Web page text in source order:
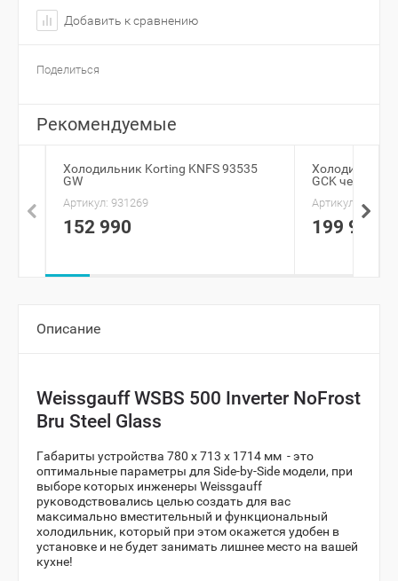
Добавить к сравнению
Поделиться
Рекомендуемые
Холодильник Korting KNFS 93535
GW
Артикул: 931269
152 990
Холодильник
GCK черный
Артикул: 946785
199 990
Описание
Weissgauff WSBS 500 Inverter NoFrost
Bru Steel Glass
Габариты устройства 780 х 713 х 1714 мм - это
оптимальные параметры для Side-by-Side модели, при
выборе которых инженеры Weissgauff
руководствовались целью создать для вас
максимально вместительный и функциональный
холодильник, который при этом окажется удобен в
установке и не будет занимать лишнее место на вашей
кухне!